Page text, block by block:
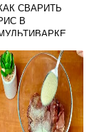
СВАРИТЬ
В